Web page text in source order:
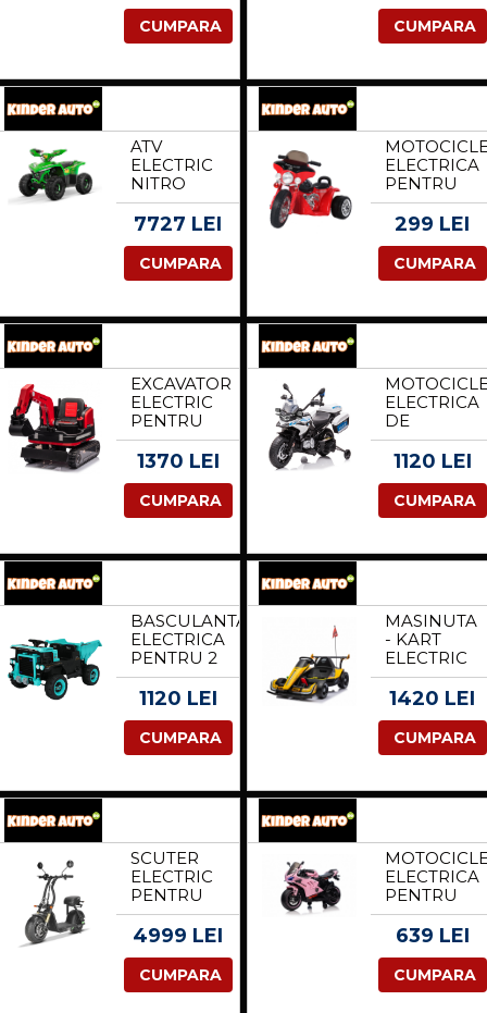
ABARTH,
CU ROTI
CULOARE
ALBA
CUMPARA
DUTY F450
200W 12V
CULOARE
NEAGRA
CUMPARA
ATV
ELECTRIC
NITRO
ECO BALU
1600WP
CU ROTI 7
INCH SI
VERDE
7727 LEI
CUMPARA
ELECTRICA
PENTRU
COPII,
POLICE
STANDARD
ROSU
299 LEI
CUMPARA
EXCAVATOR
ELECTRIC
PENTRU
COPII
KINDERAUTO
12V-12AH,
SCAUN
TELECOMANDA,
ECHIPARE
ROSU
1370 LEI
CUMPARA
ELECTRICA
DE
POLITIE
PENTRU
BMW F850
GS, 90W,
ROTI MOI
POLIZEI
1120 LEI
CUMPARA
BASCULANTA
ELECTRICA
PENTRU 2
COPII,
KINDERAUTO
120W 12V
10AH
CULOARE
TURQUOISE
1120 LEI
CUMPARA
MASINUTA
- KART
ELECTRIC
PENTRU
COPII 3-11
RACING F1
500W 24V,
MUSIC
PLAYER,
GALBEN
1420 LEI
CUMPARA
SCUTER
ELECTRIC
PENTRU
ADULTI
SOLLEY
1000W
PUTERE,
4999 LEI
CUMPARA
ELECTRICA
PENTRU
FETITE,
70W 12V
CU ROTI
639 LEI
CUMPARA